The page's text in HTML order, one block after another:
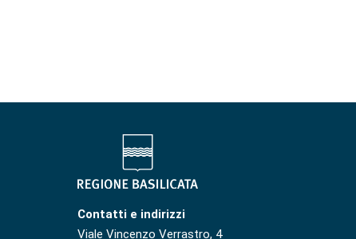
Contatti e indirizzi
Viale Vincenzo Verrastro, 4